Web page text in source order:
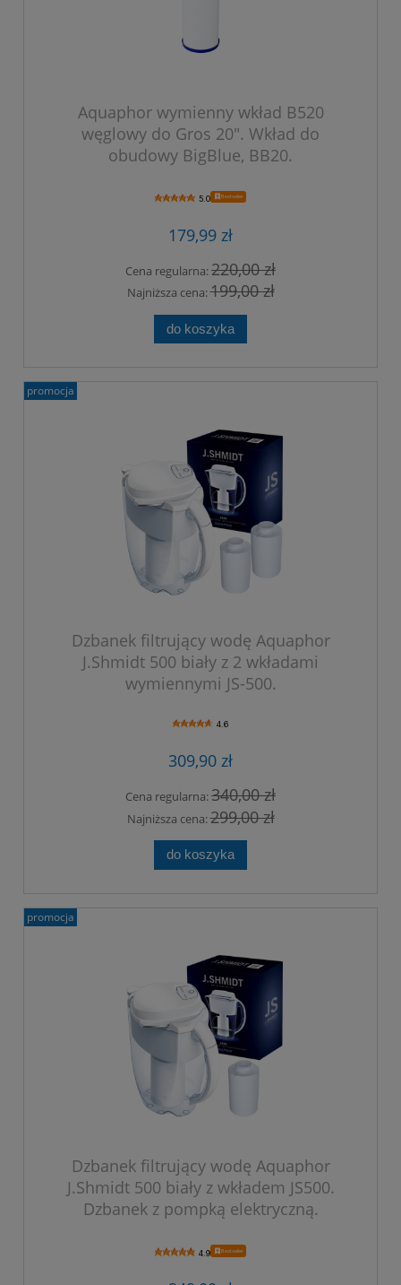
Aquaphor wymienny wkład B520
węglowy do Gros 20". Wkład do
obudowy BigBlue, BB20.
5.0 Bestseller
179,99 zł
Cena regularna:220,00 zł
Najniższa cena:199,00 zł
do koszyka
Dzbanek filtrujący wodę Aquaphor
J.Shmidt 500 biały z 2 wkładami
wymiennymi JS-500.
4.6
309,90 zł
Cena regularna:340,00 zł
Najniższa cena:299,00 zł
do koszyka
promocja
Dzbanek filtrujący wodę Aquaphor
J.Shmidt 500 biały z wkładem JS500.
Dzbanek z pompką elektryczną.
4.9 Bestseller
promocja